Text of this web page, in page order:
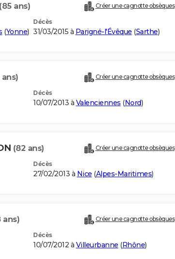
(85 ans) Créer une cagnotte obsèques
(Yonne)
Décès
31/03/2015 à Parigné-l'Évêque (Sarthe)
ans) Créer une cagnotte obsèques
Décès
10/07/2013 à Valenciennes (Nord)
(82 ans) Créer une cagnotte obsèques
Décès
27/02/2013 à Nice (Alpes-Maritimes)
ans) Créer une cagnotte obsèques
Décès
10/07/2012 à Villeurbanne (Rhône)